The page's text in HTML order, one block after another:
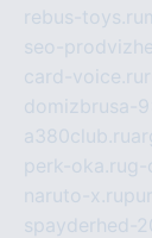
rebus-toys.ru
seo-
card-voice.ru
domizbrusa-
a380club.ru
perk-oka.rug-
naruto-x.ru
spayderhed-